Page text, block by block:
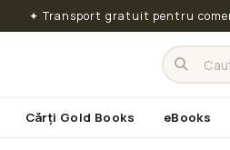
✦ Transport gratuit pentru
Cărți Gold Books eBooks